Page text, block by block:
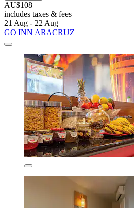
AU$108
includes taxes & fees
21 Aug - 22 Aug
GO INN ARACRUZ